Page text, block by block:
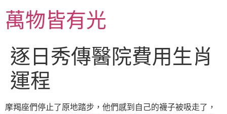
主萬物皆有光
逐日秀傳醫院費用生肖
運程
摩羯座們停止了原地踏步，他們感到自己的襪子被吸走了，